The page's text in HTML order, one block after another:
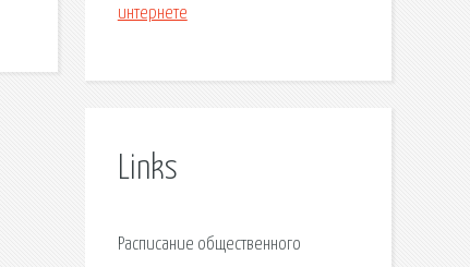
интернете
Links
Расписание общественного